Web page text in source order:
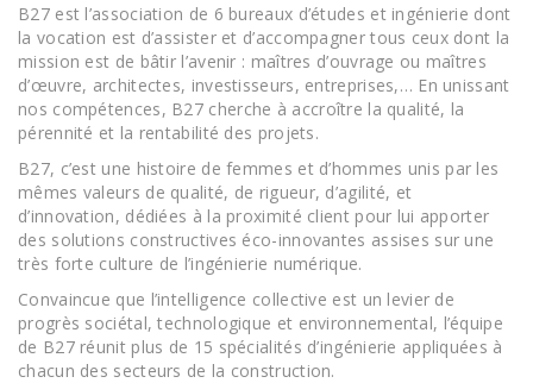
B27 est l’association de 6 bureaux d’études et ingénierie dont
la vocation est d’assister et d’accompagner tous ceux dont la
mission est de bâtir l’avenir : maîtres d’ouvrage ou maîtres
d’œuvre, architectes, investisseurs, entreprises,… En unissant
nos compétences, B27 cherche à accroître la qualité, la
pérennité et la rentabilité des projets.
B27, c’est une histoire de femmes et d’hommes unis par les
mêmes valeurs de qualité, de rigueur, d’agilité, et
d’innovation, dédiées à la proximité client pour lui apporter
des solutions constructives éco-innovantes assises sur une
très forte culture de l’ingénierie numérique.
Convaincue que l’intelligence collective est un levier de
progrès sociétal, technologique et environnemental, l’équipe
de B27 réunit plus de 15 spécialités d’ingénierie appliquées à
chacun des secteurs de la construction.